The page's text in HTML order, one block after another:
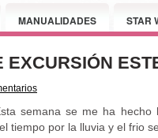
MANUALIDADES STAR
EXCURSIÓN
semana se me ha
tiempo por la lluvia y el frio